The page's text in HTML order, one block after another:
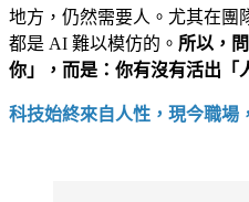
地方，仍然需要人。尤其在團
都是 AI 難以模仿的。 所以，
你」，而是：你有沒有活出「
科技始終來自人性，現今職場